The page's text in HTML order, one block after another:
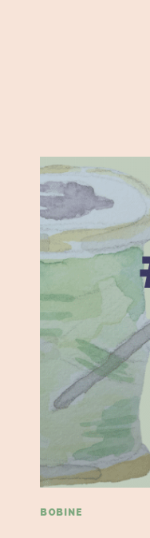
BOBINE